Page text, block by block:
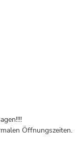
Öffnungszeiten.